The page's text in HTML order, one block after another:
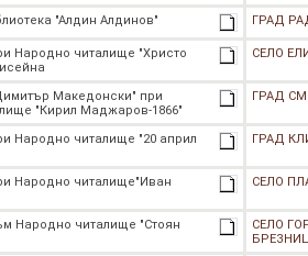
"Алдин Алдинов" ГРАД
Народно читалище "Христо
СЕЛО
Македонски" при
"Кирил Маджаров-1866"
ГРАД
Народно читалище "20 април
ГРАД
Народно читалище"Иван
СЕЛО
Народно читалище "Стоян
СЕЛО